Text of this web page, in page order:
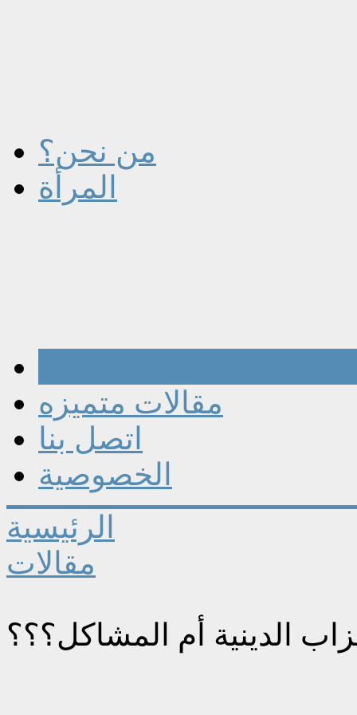
من نحن؟
المرأة
مقالات متميزه
اتصل بنا
الخصوصية
الرئيسية
مقالات
الدينية أم المشاكل؟؟؟